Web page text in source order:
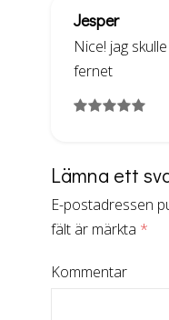
Jesper
Nice! jag
fernet
Lämna ett
E-postadressen
fält är märkta *
Kommentar